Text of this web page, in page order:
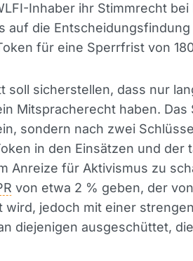
Inhaber ihr Stimmrecht
auf die
für eine Sperrfrist von
soll sicherstellen, dass nur
Mitspracherecht haben.
sondern nach zwei
in den Einsätzen und der
Anreize für Aktivismus zu
von etwa 2 % geben, der
wird, jedoch mit einer
diejenigen ausgeschüttet,